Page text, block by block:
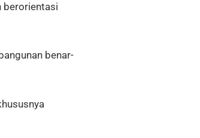
berorientasi
benar-